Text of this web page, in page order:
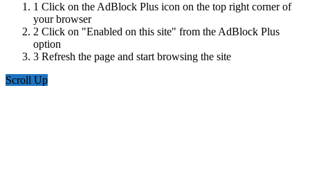
1 Click on the AdBlock Plus icon on the top right corner of
your browser
2 Click on "Enabled on this site" from the AdBlock Plus
option
3 Refresh the page and start browsing the site
Scroll Up